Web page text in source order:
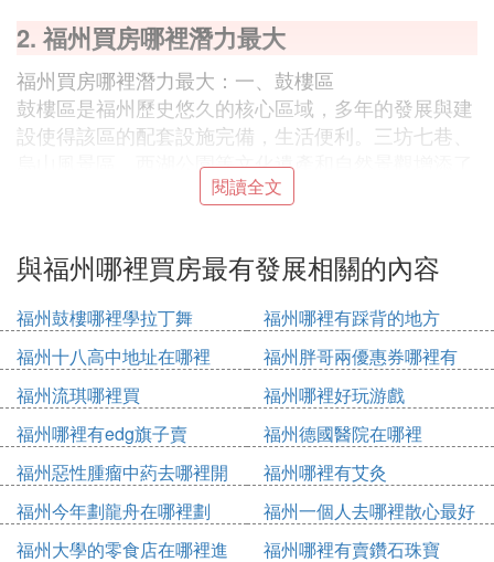
2. 福州買房哪裡潛力最大
福州買房哪裡潛力最大：一、鼓樓區
鼓樓區是福州歷史悠久的核心區域，多年的發展與建
設使得該區的配套設施完備，生活便利。三坊七巷、
烏山風景區、西湖公園等文化遺產和自然景觀增添了
居住的舒適度，吸引了眾多改善型購房者。
速崛起也備受矚目。泰禾廣場、福建省兒童醫院、晉
區域的基礎設施和區位優勢更加明顯，成為改善型群
體的熱門選擇。
三、金山
倉山區的金山板塊曾是福州西進發展的前沿，早期便
形成了較為成熟的居住環境。倉山萬達廣場、地鐵2
號線、福建省立醫院南院、金山公園等配套設施完
備，教育資源也在不斷優化，吸引了大量改善型購房
者。
四、三江口板塊
閱讀全文
與福州哪裡買房最有發展相關的內容
福州鼓樓哪裡學拉丁舞
福州哪裡有踩背的地方
福州十八高中地址在哪裡
福州胖哥兩優惠券哪裡有
福州流琪哪裡買
福州哪裡好玩游戲
福州哪裡有edg旗子賣
福州德國醫院在哪裡
福州惡性腫瘤中葯去哪裡開
福州哪裡有艾灸
福州今年劃龍舟在哪裡劃
福州一個人去哪裡散心最好
福州大學的零食店在哪裡進
福州哪裡有賣鑽石珠寶